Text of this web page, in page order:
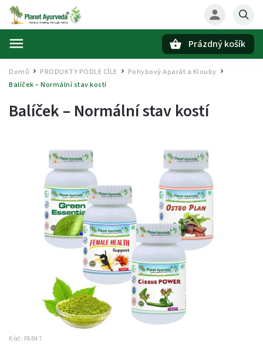
Prázdný košík
Domů / PRODUKTY PODLE CÍLE Pohybový Aparát a Klouby
Balíček – Normální stav kostí
Balíček – Normální stav kostí
Kód: PAB47